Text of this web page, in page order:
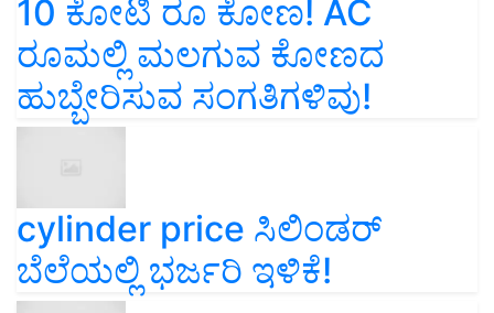
10 ಕೋಟಿ ರೂ ಕೋಣ! AC
ರೂಮಲ್ಲಿ ಮಲಗುವ ಕೋಣದ
ಹುಬ್ಬೇರಿಸುವ ಸಂಗತಿಗಳಿವು!
cylinder price ಸಿಲಿಂಡರ್‌
ಬೆಲೆಯಲ್ಲಿ ಭರ್ಜರಿ ಇಳಿಕೆ!